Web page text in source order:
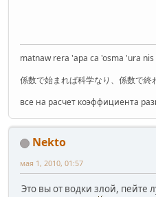
matnaw rera 'apa ca 'osma 'ura
係数で始まれば科学なり、係数で終
все на расчет коэффициента
Nekto
мая 1, 2010, 01:57
Это вы от водки злой, пейте